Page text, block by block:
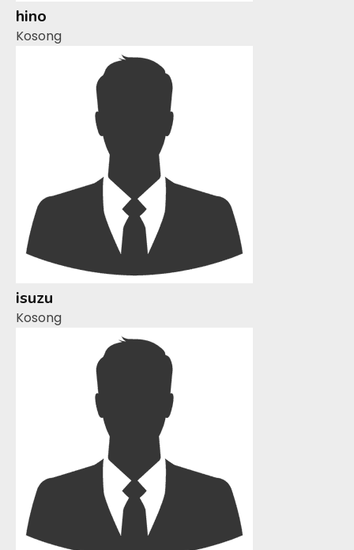
hino
Kosong
isuzu
Kosong